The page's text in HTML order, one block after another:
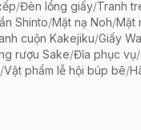
/Đèn lồng giấy/Tranh
Shinto/Mặt nạ Noh/Mặt
cuộn Kakejiku/Giấy
rượu Sake/Đĩa phục vụ/
/Vật phẩm lễ hội búp bê/